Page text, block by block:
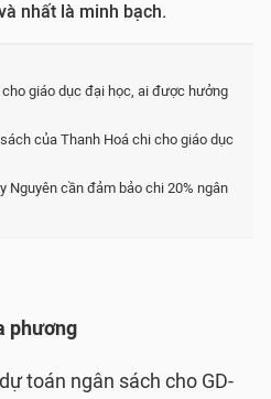
nhất là minh bạch.
giáo dục đại học, ai được hưởng
của Thanh Hoá chi cho giáo dục
Nguyên cần đảm bảo chi 20% ngân
phương
toán ngân sách cho GD-